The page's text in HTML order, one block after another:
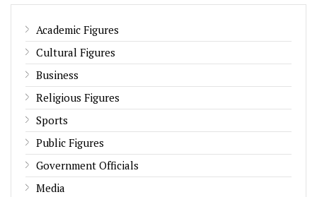
Academic Figures
Cultural Figures
Business
Religious Figures
Sports
Public Figures
Government Officials
Media